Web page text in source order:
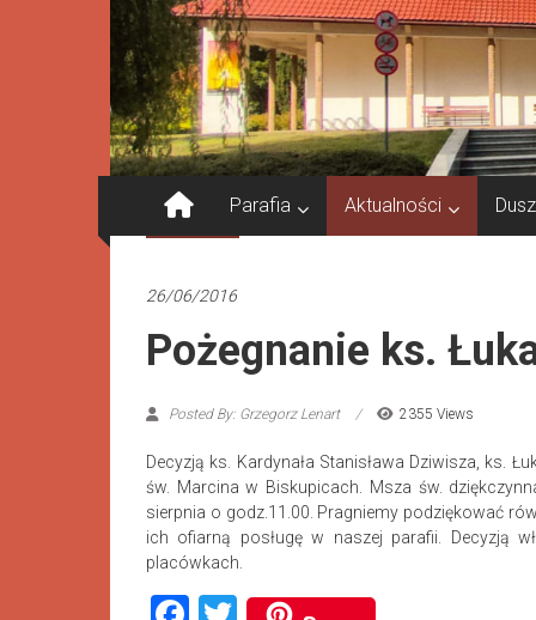
Parafia Aktualności
26/06/2016
Pożegnanie ks.
Posted By: Grzegorz Lenart 2355 Views
Decyzją ks. Kardynała Stanisława Dziwisza, ks.
św. Marcina w Biskupicach. Msza św.
sierpnia o godz.11.00. Pragniemy podziękować
ich ofiarną posługę w naszej parafii. Decyzją
placówkach.